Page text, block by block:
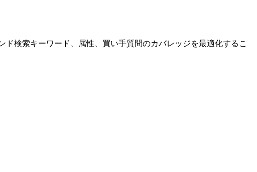
ンド検索キーワード、属性、買い手質問のカバレッジを最適化するこ